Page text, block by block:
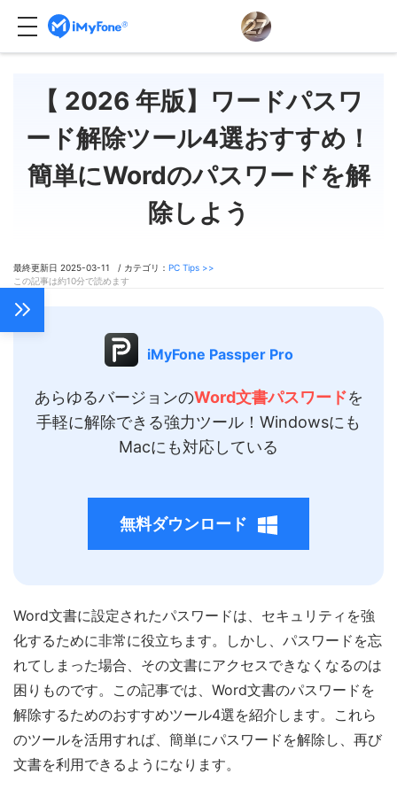
【 2026 年版】ワードパスワ
ード解除ツール4選おすすめ！
簡単にWordのパスワードを解
除しよう
最終更新日 2025-03-11 / カテゴリ： PC Tips >>
この記事は約10分で読めます
iMyFone Passper Pro
あらゆるバージョンのWord文書パスワードを
手軽に解除できる強力ツール！Windowsにも
Macにも対応している
無料ダウンロード
Word文書に設定されたパスワードは、セキュリティを強
化するために非常に役立ちます。しかし、パスワードを忘
れてしまった場合、その文書にアクセスできなくなるのは
困りものです。この記事では、Word文書のパスワードを
解除するためのおすすめツール4選を紹介します。これら
のツールを活用すれば、簡単にパスワードを解除し、再び
文書を利用できるようになります。